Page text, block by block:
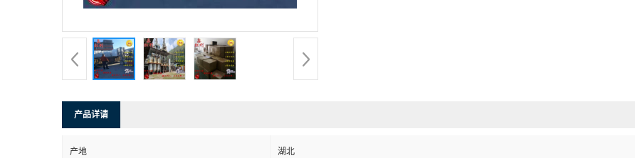
产品详请
产地 湖北